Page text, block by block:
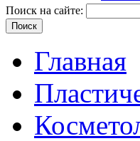
Поиск на сайте:
Главная